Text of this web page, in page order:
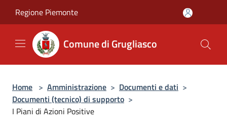
Regione Piemonte
Comune di Grugliasco
Home > Amministrazione > Documenti e dati >
Documenti (tecnico) di supporto >
I Piani di Azioni Positive